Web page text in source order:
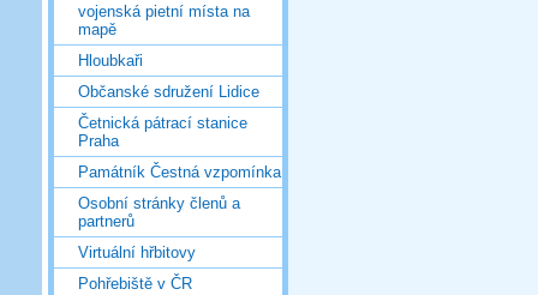
vojenská pietní místa na
mapě
Hloubkaři
Občanské sdružení Lidice
Četnická pátrací stanice
Praha
Památník Čestná vzpomínka
Osobní stránky členů a
partnerů
Virtuální hřbitovy
Pohřebiště v ČR